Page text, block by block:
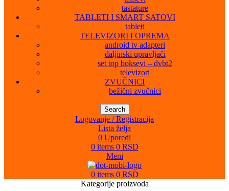
tastature
TABLETI I SMART SATOVI
tableti
TELEVIZORI I OPREMA
android tv adapteri
daljinski upravljači
set top boksevi – dvbt2
televizori
ZVUČNICI
bežični zvučnici
Search
Logovanje / Registracija
Lista želja
0 Uporedi
0 items 0 RSD
Meni
0 items 0 RSD
Kategorije proizvoda